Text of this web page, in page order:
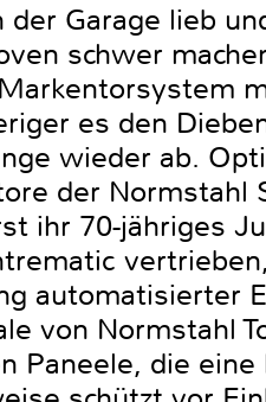
Garage lieb
schwer
es den
wieder ab.
der Normstahl
ihr 70-jähriges
automatisierter
von Normstahl
Paneele, die